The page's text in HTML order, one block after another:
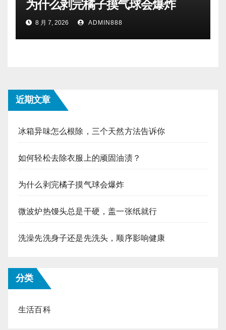
为什么剥完橘子摸气球会爆炸
8 月 7, 2026 ADMIN888
近期文章
冰箱异味怎么根除，三个天然方法告诉你
如何轻松去除衣服上的顽固油渍？
为什么剥完橘子摸气球会爆炸
微波炉热馒头总是干硬，盖一张纸就行
洗澡先洗身子还是先洗头，顺序影响健康
分类
生活百科